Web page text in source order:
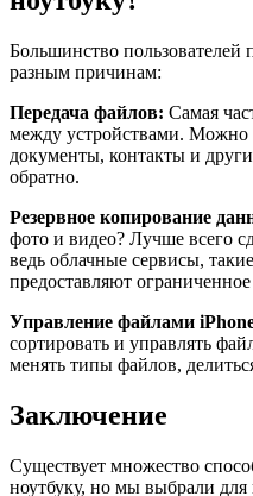
Большинство пользователей
разным причинам:
Передача файлов: Самая
между устройствами. Можно
документы, контакты и
обратно.
Резервное копирование
фото и видео? Лучше всего
ведь облачные сервисы,
предоставляют
Управление файлами
сортировать и управлять
менять типы файлов,
Заключение
Существует множество
ноутбуку, но мы выбрали